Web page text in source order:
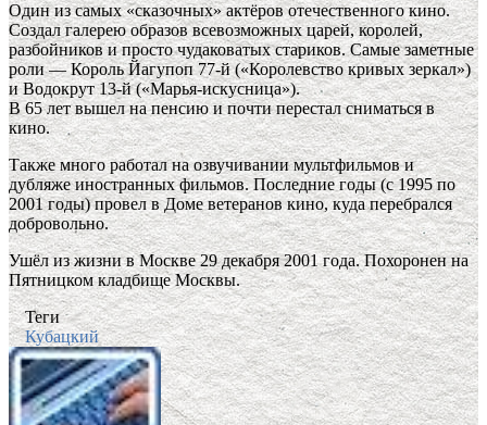
Один из самых «сказочных» актёров отечественного кино.
Создал галерею образов всевозможных царей, королей,
разбойников и просто чудаковатых стариков. Самые заметные
роли — Король Йагупоп 77-й («Королевство кривых зеркал»)
и Водокрут 13-й («Марья-искусница»).
В 65 лет вышел на пенсию и почти перестал сниматься в
кино.
Также много работал на озвучивании мультфильмов и
дубляже иностранных фильмов. Последние годы (с 1995 по
2001 годы) провел в Доме ветеранов кино, куда перебрался
добровольно.
Ушёл из жизни в Москве 29 декабря 2001 года. Похоронен на
Пятницком кладбище Москвы.
Теги
Кубацкий